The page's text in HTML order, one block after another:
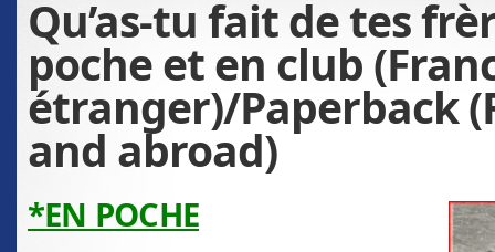
Qu’as-tu fait de tes
poche et en club
étranger)/Paperback
and abroad)
*EN POCHE